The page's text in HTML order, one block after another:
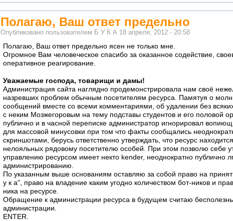
Полагаю, Ваш ответ предельно
Опубликовано пользователем Б У К А 18 апреля, 2012 - 20:58
Полагаю, Ваш ответ предельно ясен не только мне.
Огромное Вам человеческое спасибо за оказанное содействие,
оперативное реагирование.
Уважаемые господа, товарищи и дамы!
Администрация сайта наглядно продемонстрировала нам своё
назревших проблем обычным посетителям ресурса. Памятуя о
сообщений вместе со всеми комментариями, об удалении без
с неким Мозжегоровым на тему подставы студентов и его половой
публично и в часной переписке администратор игнорировал
для массовой минусовки при том что факты сообщались
скриншотами, берусь ответственно утверждать, что ресурс
нелояльных рядовому посетителю особей. При этом позволю себе
управлению ресурсом имеет некто kender, неоднократно публично
администрированию.
По указанным выше основаниям оставляю за собой право на
у к а", право на владение каким угодно количеством бот-ников и
ника на ресурсе.
Обращение к администрации ресурса в будущем считаю
администрации.
ENTER.